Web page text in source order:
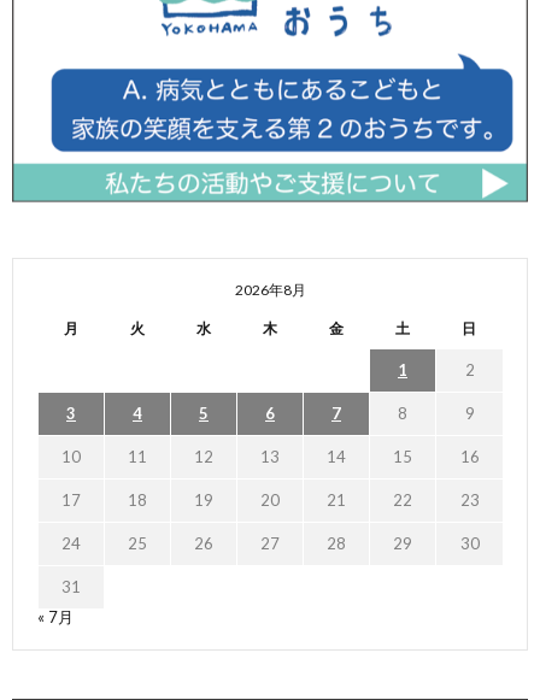
2026年8月
月 火 水 木 金 土 日
1 2
3 4 5 6 7 8 9
10 11 12 13 14 15 16
17 18 19 20 21 22 23
24 25 26 27 28 29 30
31
« 7月